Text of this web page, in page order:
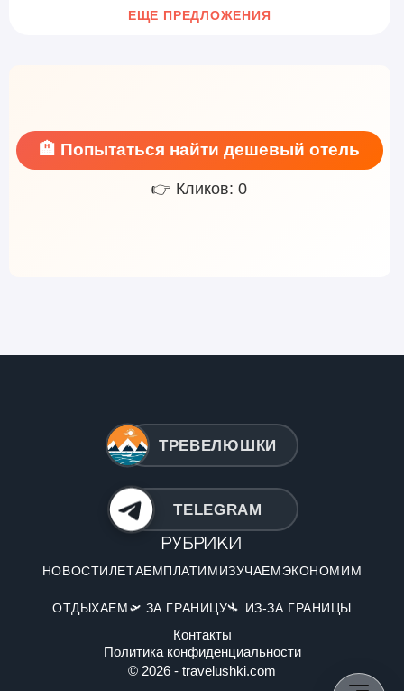
ЕЩЕ ПРЕДЛОЖЕНИЯ
🏨 Попытаться найти дешевый отель
👉 Кликов: 0
ТРЕВЕЛЮШКИ
TELEGRAM
Рубрики
НОВОСТИЛЕТАЕМПЛАТИМИЗУЧАЕМЭКОНОМИМ
ОТДЫХАЕМ🛫 ЗА ГРАНИЦУ🛬 ИЗ-ЗА ГРАНИЦЫ
Контакты
Политика конфиденциальности
© 2026 - travelushki.com